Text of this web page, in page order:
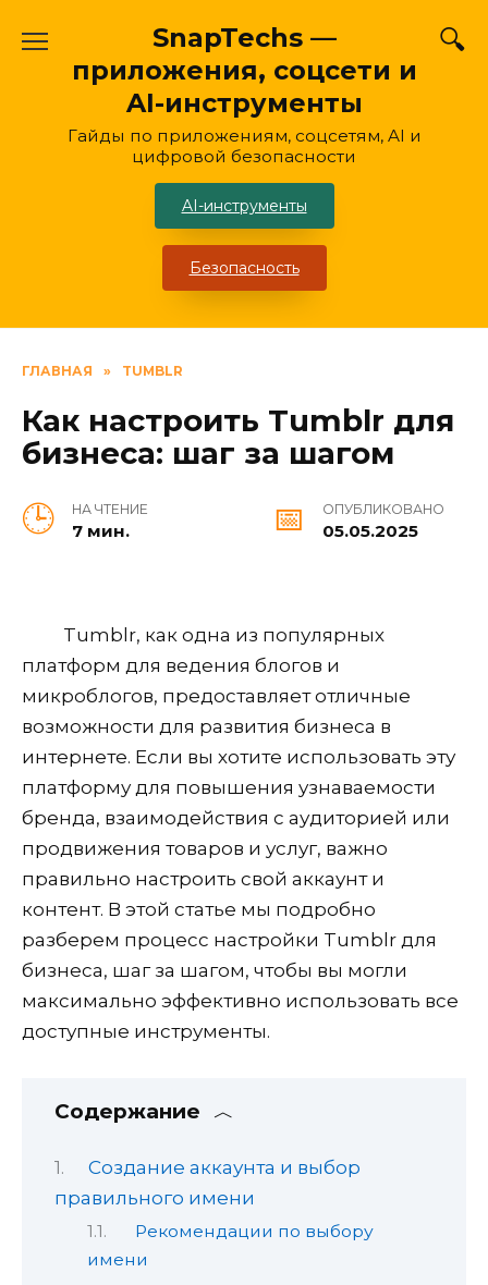
содержанию
SnapTechs —
приложения, соцсети и
AI-инструменты
Гайды по приложениям, соцсетям, AI и
цифровой безопасности
AI-инструменты
Безопасность
ГЛАВНАЯ » TUMBLR
Как настроить Tumblr для
бизнеса: шаг за шагом
НА ЧТЕНИЕ
7 мин.
ОПУБЛИКОВАНО
05.05.2025
Tumblr, как одна из популярных
платформ для ведения блогов и
микроблогов, предоставляет отличные
возможности для развития бизнеса в
интернете. Если вы хотите использовать эту
платформу для повышения узнаваемости
бренда, взаимодействия с аудиторией или
продвижения товаров и услуг, важно
правильно настроить свой аккаунт и
контент. В этой статье мы подробно
разберем процесс настройки Tumblr для
бизнеса, шаг за шагом, чтобы вы могли
максимально эффективно использовать все
доступные инструменты.
Содержание
Создание аккаунта и выбор
правильного имени
Рекомендации по выбору
имени